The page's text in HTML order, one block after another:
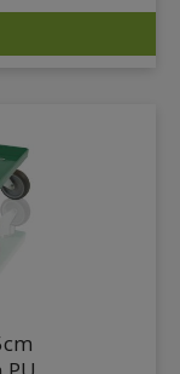
DETAILS